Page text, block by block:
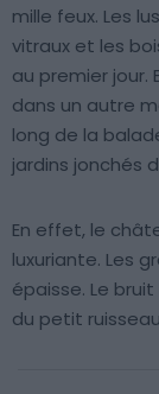
mille feux. Les
vitraux et les
au premier jour.
dans un autre
long de la
jardins jonchés
En effet, le
luxuriante. Les
épaisse. Le
du petit